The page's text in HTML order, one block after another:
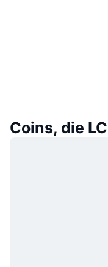
Coins, die